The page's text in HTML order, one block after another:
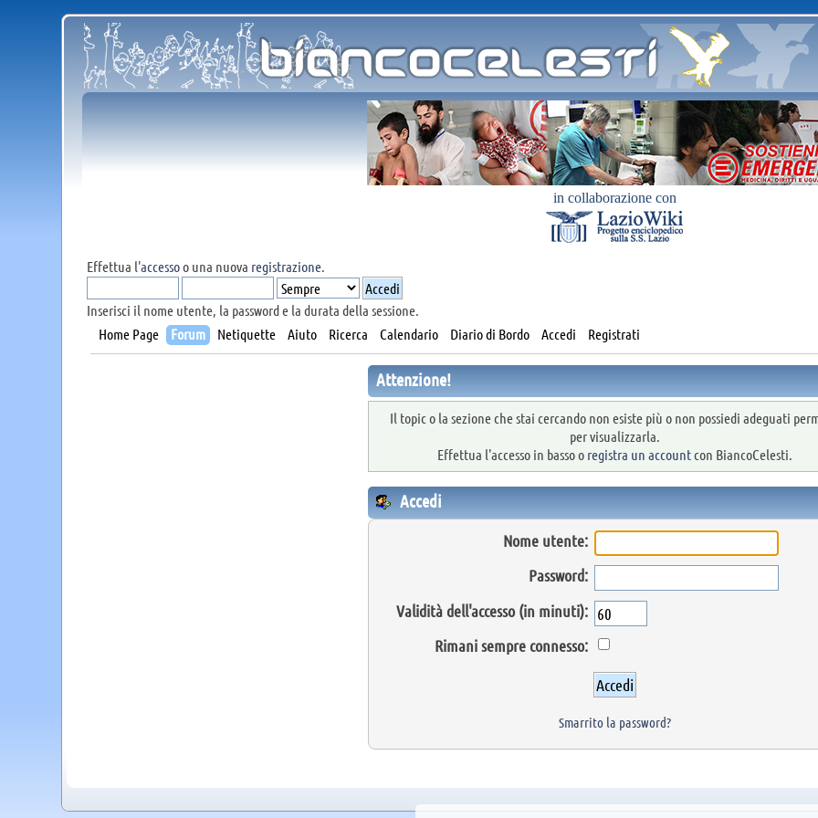
in collaborazione con
Effettua l'accessoo una nuova registrazione.
Inserisci il nome utente, la password e la durata della sessione.
Home Page
Forum Netiquette Aiuto Ricerca Calendario Diario di Bordo Accedi Registrati
Attenzione!
Il topic o la sezione che stai cercando non esiste più o non possiedi adeguati
per visualizzarla.
Effettua l'accesso in basso o registra un accountcon BiancoCelesti.
Accedi
Nome utente:
Password:
Validità dell'accesso (in minuti):
Rimani sempre connesso:
Smarrito la password?